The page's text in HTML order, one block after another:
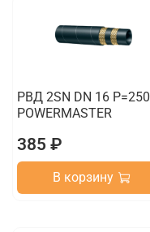
РВД 2SN DN 16 P=250
POWERMASTER
385 ₽
В корзину